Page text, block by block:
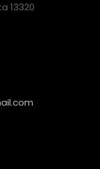
13320